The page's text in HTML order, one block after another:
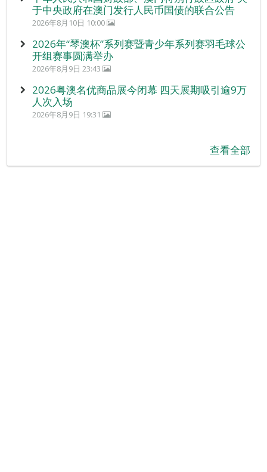
于中央政府在澳门发行人民币国债的联合公告
2026年8月10日 10:00
2026年“琴澳杯”系列赛暨青少年系列赛羽毛球公
开组赛事圆满举办
2026年8月9日 23:43
2026粤澳名优商品展今闭幕 四天展期吸引逾9万
人次入场
2026年8月9日 19:31
查看全部